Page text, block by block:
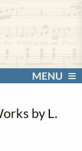
MENU
by L.